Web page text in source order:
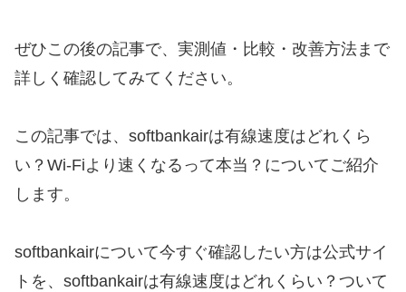
ぜひこの後の記事で、実測値・比較・改善方法まで
詳しく確認してみてください。
この記事では、softbankairは有線速度はどれくら
い？Wi-Fiより速くなるって本当？についてご紹介
します。
softbankairについて今すぐ確認したい方は公式サイ
トを、softbankairは有線速度はどれくらい？ついて